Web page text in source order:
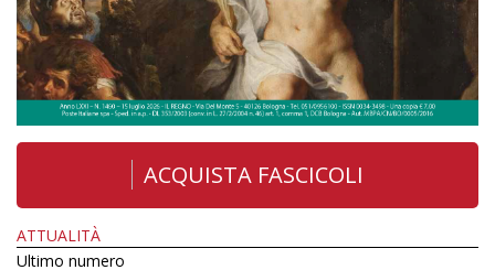
ACQUISTA FASCICOLI
ATTUALITÀ
Ultimo numero